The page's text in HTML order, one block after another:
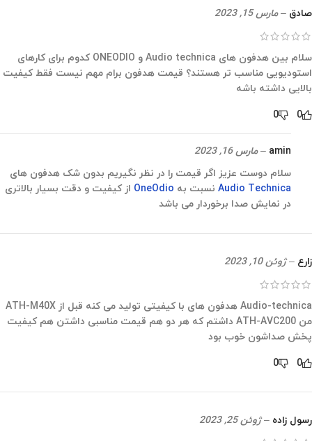
صادق – مارس 15, 2023
سلام بین هدفون های Audio technica و ONEODIO کدوم برای کارهای
استودیویی مناسب تر هستند؟ قیمت هدفون برام مهم نیست فقط کیفیت
بالایی داشته باشه
0
0
amin
– مارس 16, 2023
سلام دوست عزیز اگر قیمت را در نظر نگیریم بدون شک هدفون های
Audio Technica نسبت به OneOdio از کیفیت و دقت بسیار بالاتری
در نمایش صدا برخوردار می باشد
زارع – ژوئن 10, 2023
Audio-technica هدفون های با کیفیتی تولید می کنه قبل از ATH-M40X
من ATH-AVC200 داشتم که هر دو هم قیمت مناسبی داشتن هم کیفیت
پخش صداشون خوب بود
0
0
رسول زاده – ژوئن 25, 2023